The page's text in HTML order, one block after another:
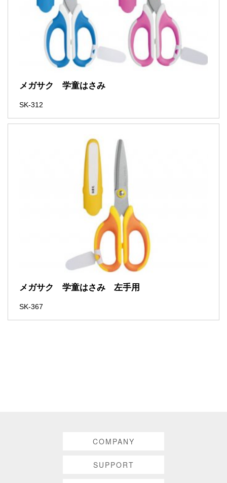
メガサク 学童はさみ
SK-312
メガサク 学童はさみ 左手用
SK-367
COMPANY
SUPPORT